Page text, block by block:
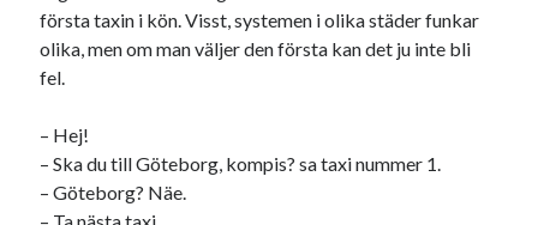
Godisbrödet från himlen
Meta
första taxin i kön. Visst, systemen i olika städer funkar
olika, men om man väljer den första kan det ju inte bli
fel.
– Hej!
– Ska du till Göteborg, kompis? sa taxi nummer 1.
– Göteborg? Näe.